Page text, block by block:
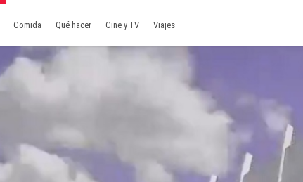
Comida Qué hacer Cine y TV Viajes